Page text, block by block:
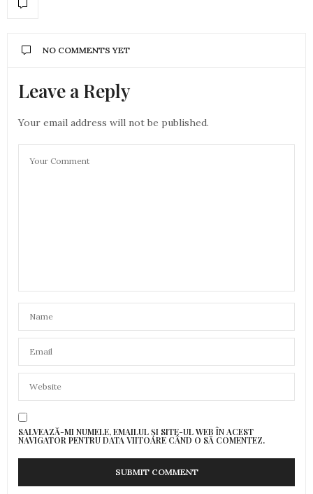
NO COMMENTS YET
Leave a Reply
Your email address will not be published.
SALVEAZĂ-MI NUMELE, EMAILUL ȘI SITE-UL WEB ÎN ACEST
NAVIGATOR PENTRU DATA VIITOARE CÂND O SĂ COMENTEZ.